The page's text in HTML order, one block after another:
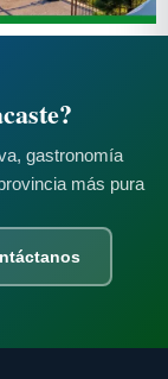
gastronomía
más pura